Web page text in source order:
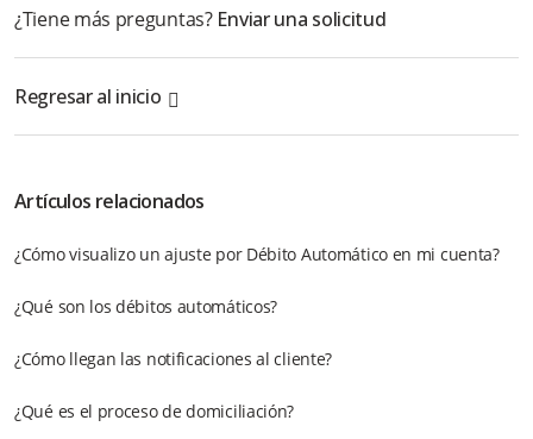
¿Tiene más preguntas? Enviar una solicitud
Regresar al inicio
Artículos relacionados
¿Cómo visualizo un ajuste por Débito Automático en mi cuenta?
¿Qué son los débitos automáticos?
¿Cómo llegan las notificaciones al cliente?
¿Qué es el proceso de domiciliación?